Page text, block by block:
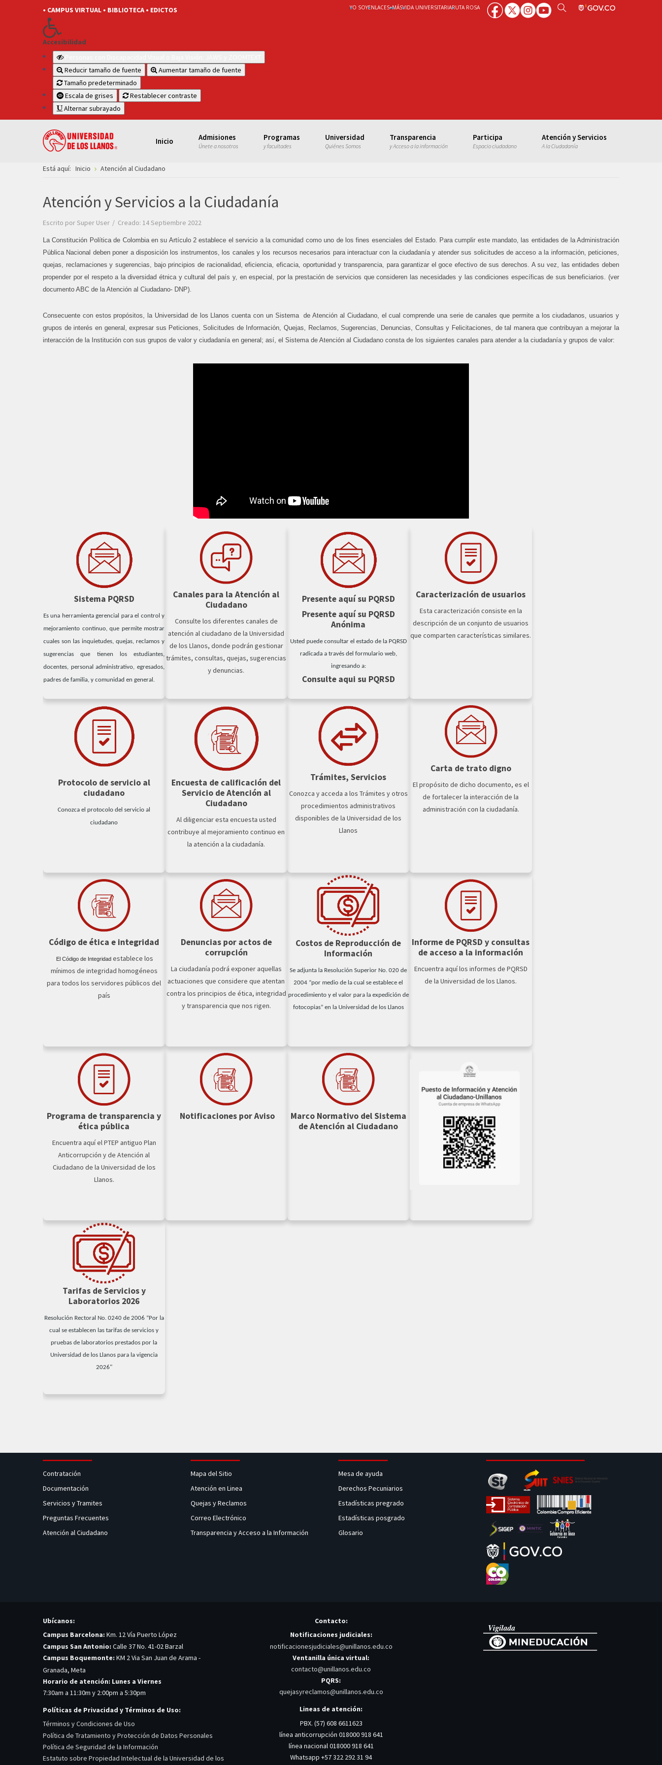
• CAMPUS VIRTUAL • BIBLIOTECA • EDICTOS
Accesibilidad
Reducir tamaño de fuente
Aumentar tamaño de fuente
Tamaño predeterminado
Escala de grises
Restablecer contraste
Alternar subrayado
YO SOYENLACES+MÁSVIDA UNIVERSITARIARUTA ROSA
Inicio Admisiones
Únete a nosotros
Programas
y facultades
Universidad
Quiénes Somos
Transparencia
y Acceso a la información
Participa
Espacio ciudadano
Atención y Servicios
A la Ciudadanía
Está aquí: Inicio Atención al Ciudadano
Atención y Servicios a la Ciudadanía
Escrito porSuper User Creado: 14 Septiembre 2022
La Constitución Política de Colombia en su Artículo 2 establece el servicio a la comunidad como uno de los fines esenciales del Estado. Para cumplir este mandato, las entidades de la Administración
Pública Nacional deben poner a disposición los instrumentos, los canales y los recursos necesarios para interactuar con la ciudadanía y atender sus solicitudes de acceso a la información, peticiones,
quejas, reclamaciones y sugerencias, bajo principios de racionalidad, eficiencia, eficacia, oportunidad y transparencia, para garantizar el goce efectivo de sus derechos. A su vez, las entidades deben
propender por el respeto a la diversidad étnica y cultural del país y, en especial, por la prestación de servicios que consideren las necesidades y las condiciones específicas de sus beneficiarios. (ver
documento ABC de la Atención al Ciudadano- DNP).
Consecuente con estos propósitos, la Universidad de los Llanos cuenta con un Sistema de Atención al Ciudadano, el cual comprende una serie de canales que permite a los ciudadanos, usuarios y
grupos de interés en general, expresar sus Peticiones, Solicitudes de Información, Quejas, Reclamos, Sugerencias, Denuncias, Consultas y Felicitaciones, de tal manera que contribuyan a mejorar la
interacción de la Institución con sus grupos de valor y ciudadanía en general; así, el Sistema de Atención al Ciudadano consta de los siguientes canales para atender a la ciudadanía y grupos de valor:
Sistema PQRSD
Es una herramienta gerencial para el control y
mejoramiento continuo, que permite mostrar
cuales son las inquietudes, quejas, reclamos y
sugerencias que tienen los estudiantes,
docentes, personal administrativo, egresados,
padres de familia, y comunidad en general.
Canales para la Atención al
Ciudadano
Consulte los diferentes canales de
atención al ciudadano de la Universidad
de los Llanos, donde podrán gestionar
trámites, consultas, quejas, sugerencias
y denuncias.
Presente aquí su PQRSD
Presente aquí su PQRSD
Anónima
Usted puede consultar el estado de la PQRSD
radicada a través del formulario web,
ingresando a:
Consulte aqui su PQRSD
Caracterización de usuarios
Esta caracterización consiste en la
descripción de un conjunto de usuarios
que comparten características similares.
Protocolo de servicio al
ciudadano
Conozca el protocolo del servicio al
ciudadano
Encuesta de calificación del
Servicio de Atención al
Ciudadano
Al diligenciar esta encuesta usted
contribuye al mejoramiento continuo en
la atención a la ciudadanía.
Trámites, Servicios
Conozca y acceda a los Trámites y otros
procedimientos administrativos
disponibles de la Universidad de los
Llanos
Carta de trato digno
El propósito de dicho documento, es el
de fortalecer la interacción de la
administración con la ciudadanía.
Código de ética e integridad
El Código de Integridad establece los
mínimos de integridad homogéneos
para todos los servidores públicos del
país
Denuncias por actos de
corrupción
La ciudadanía podrá exponer aquellas
actuaciones que considere que atentan
contra los principios de ética, integridad
y transparencia que nos rigen.
Costos de Reproducción de
Información
Se adjunta la Resolución Superior No. 020 de
2004 “por medio de la cual se establece el
procedimiento y el valor para la expedición de
fotocopias” en la Universidad de los Llanos
Informe de PQRSD y consultas
de acceso a la información
Encuentra aquí los informes de PQRSD
de la Universidad de los Llanos.
Programa de transparencia y
ética pública
Encuentra aquí el PTEP antiguo Plan
Anticorrupción y de Atención al
Ciudadano de la Universidad de los
Llanos.
Notificaciones por Aviso
Marco Normativo del Sistema
de Atención al Ciudadano
Tarifas de Servicios y
Laboratorios 2026
Resolución Rectoral No. 0240 de 2006 “Por la
cual se establecen las tarifas de servicios y
pruebas de laboratorios prestados por la
Universidad de los Llanos para la vigencia
2026"
Contratación
Documentación
Servicios y Tramites
Preguntas Frecuentes
Atención al Ciudadano
Mapa del Sitio
Atención en Linea
Quejas y Reclamos
Correo Electrónico
Transparencia y Acceso a la Información
Mesa de ayuda
Derechos Pecuniarios
Estadísticas pregrado
Estadísticas posgrado
Glosario
Ubícanos:
Campus Barcelona: Km. 12 Vía Puerto López
Campus San Antonio: Calle 37 No. 41-02 Barzal
Campus Boquemonte: KM 2 Via San Juan de Arama -
Granada, Meta
Horario de atención: Lunes a Viernes
7:30am a 11:30m y 2:00pm a 5:30pm
Políticas de Privacidad y Términos de Uso:
Términos y Condiciones de Uso
Política de Tratamiento y Protección de Datos Personales
Política de Seguridad de la Información
Estatuto sobre Propiedad Intelectual de la Universidad de los
Contacto:
Notificaciones judiciales:
notificacionesjudiciales@unillanos.edu.co
Ventanilla única virtual:
contacto@unillanos.edu.co
PQRS:
quejasyreclamos@unillanos.edu.co
Lineas de atención:
PBX. (57) 608 6611623
línea anticorrupción 018000 918 641
línea nacional 018000 918 641
Whatsapp +57 322 292 31 94